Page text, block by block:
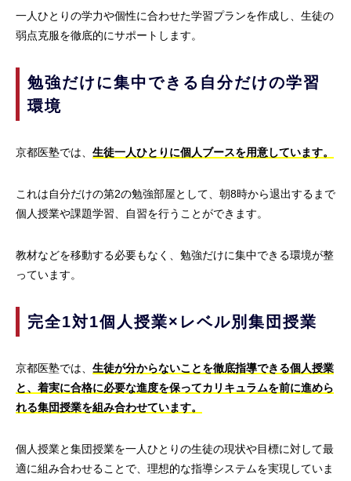
一人ひとりの学力や個性に合わせた学習プランを作成し、生徒の
弱点克服を徹底的にサポートします。
勉強だけに集中できる自分だけの学習
環境
京都医塾では、 生徒一人ひとりに個人ブースを用意しています。
これは自分だけの第2の勉強部屋として、朝8時から退出するまで
個人授業や課題学習、自習を行うことができます。
教材などを移動する必要もなく、勉強だけに集中できる環境が整
っています。
完全1対1個人授業×レベル別集団授業
京都医塾では、 生徒が分からないことを徹底指導できる個人授業
と、着実に合格に必要な進度を保ってカリキュラムを前に進めら
れる集団授業を組み合わせています。
個人授業と集団授業を一人ひとりの生徒の現状や目標に対して最
適に組み合わせることで、理想的な指導システムを実現していま